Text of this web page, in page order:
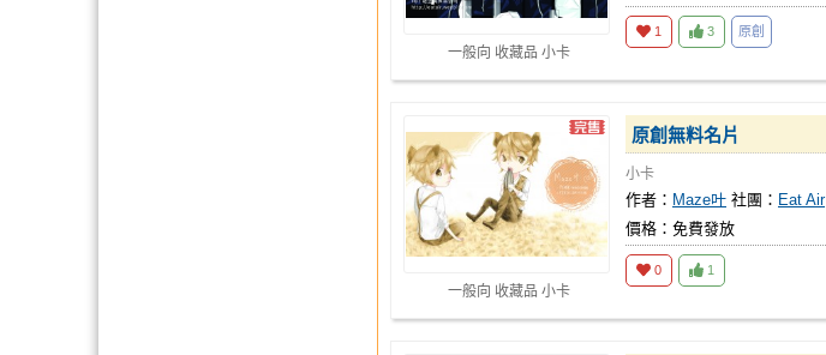
一般向 收藏品 小卡
1 3 原創
一般向 收藏品 小卡
原創無料名片
小卡
作者： Maze叶 社團： Eat Air
價格：免費發放
0 1